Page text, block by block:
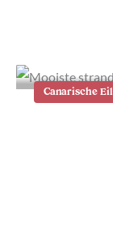
Canarische